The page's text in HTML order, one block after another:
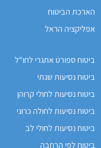
הארכת הביטוח
אפליקציה הראל
ביטוח ספורט אתגרי לחו"ל
ביטוח נסיעות שנתי
ביטוח נסיעות לחולי קרוהן
ביטוח נסיעות לחולה כרוני
ביטוח נסיעות לחולי לב
ביטוח לפי הרחבה